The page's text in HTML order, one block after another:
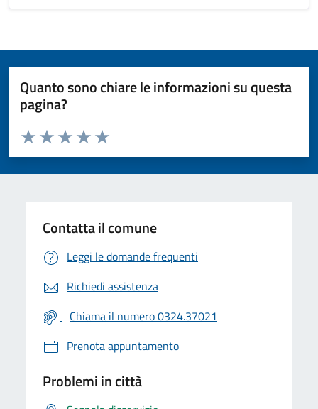
Quanto sono chiare le informazioni su questa
pagina?
Valuta da 1 a 5 stelle la pagina
Valuta 5 stelle su 5
Valuta 4 stelle su 5
Valuta 3 stelle su 5
Valuta 2 stelle su 5
Valuta 1 stelle su 5
Contatta il comune
Leggi le domande frequenti
Richiedi assistenza
Chiama il numero 0324.37021
Prenota appuntamento
Problemi in città